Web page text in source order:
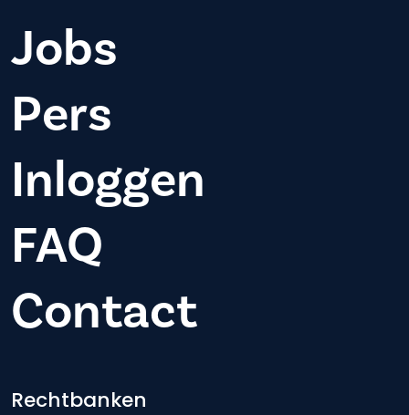
Jobs
Pers
Inloggen
FAQ
Contact
Rechtbanken